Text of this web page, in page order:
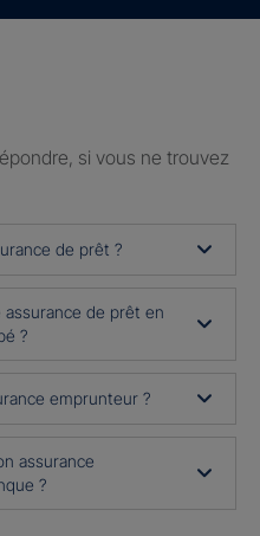
si vous ne trouvez
de prêt ?
de prêt en
?
emprunteur ?
assurance
?